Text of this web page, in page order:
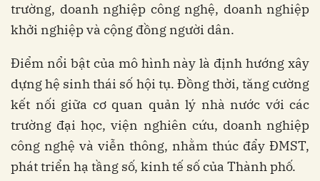
trường, doanh nghiệp công nghệ, doanh nghiệp
khởi nghiệp và cộng đồng người dân.
Điểm nổi bật của mô hình này là định hướng xây
dựng hệ sinh thái số hội tụ. Đồng thời, tăng cường
kết nối giữa cơ quan quản lý nhà nước với các
trường đại học, viện nghiên cứu, doanh nghiệp
công nghệ và viễn thông, nhằm thúc đẩy ĐMST,
phát triển hạ tầng số, kinh tế số của Thành phố.